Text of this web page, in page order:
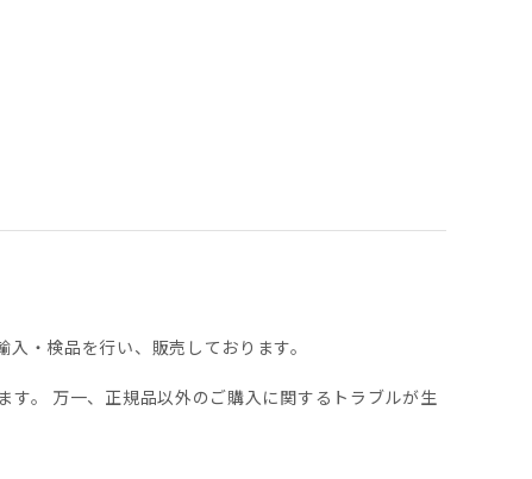
・検品を行い、販売しております。
。 万一、正規品以外のご購入に関するトラブルが生